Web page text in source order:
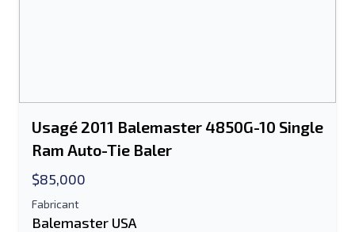
Usagé 2011 Balemaster 4850G-10 Single
Ram Auto-Tie Baler
$85,000
Fabricant
Balemaster USA